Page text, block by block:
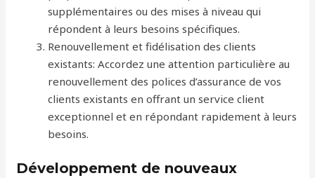
supplémentaires ou des mises à niveau qui
répondent à leurs besoins spécifiques.
Renouvellement et fidélisation des clients
existants: Accordez une attention particulière au
renouvellement des polices d’assurance de vos
clients existants en offrant un service client
exceptionnel et en répondant rapidement à leurs
besoins.
Développement de nouveaux